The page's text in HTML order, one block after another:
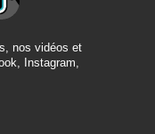
nos vidéos et
Instagram,